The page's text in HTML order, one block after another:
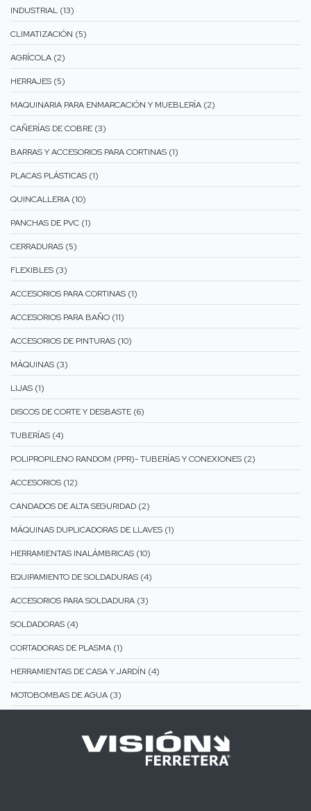
INDUSTRIAL (13)
CLIMATIZACIÓN (5)
AGRÍCOLA (2)
HERRAJES (5)
MAQUINARIA PARA ENMARCACIÓN Y MUEBLERÍA (2)
CAÑERÍAS DE COBRE (3)
BARRAS Y ACCESORIOS PARA CORTINAS (1)
PLACAS PLÁSTICAS (1)
QUINCALLERIA (10)
PANCHAS DE PVC (1)
CERRADURAS (5)
FLEXIBLES (3)
ACCESORIOS PARA CORTINAS (1)
ACCESORIOS PARA BAÑO (11)
ACCESORIOS DE PINTURAS (10)
MÁQUINAS (3)
LIJAS (1)
DISCOS DE CORTE Y DESBASTE (6)
TUBERÍAS (4)
POLIPROPILENO RANDOM (PPR)- TUBERÍAS Y CONEXIONES (2)
ACCESORIOS (12)
CANDADOS DE ALTA SEGURIDAD (2)
MÁQUINAS DUPLICADORAS DE LLAVES (1)
HERRAMIENTAS INALÁMBRICAS (10)
EQUIPAMIENTO DE SOLDADURAS (4)
ACCESORIOS PARA SOLDADURA (3)
SOLDADORAS (4)
CORTADORAS DE PLASMA (1)
HERRAMIENTAS DE CASA Y JARDÍN (4)
MOTOBOMBAS DE AGUA (3)